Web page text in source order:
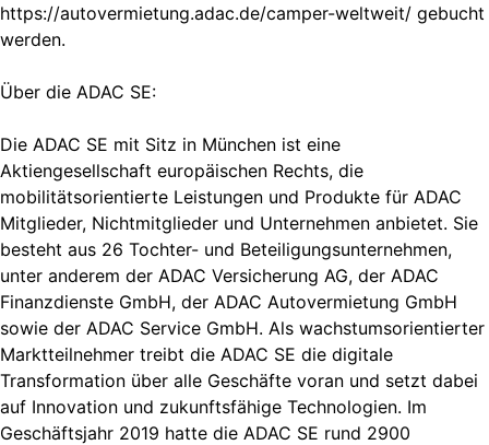
https://autovermietung.adac.de/camper-weltweit/ gebucht
werden.
Über die ADAC SE:
Die ADAC SE mit Sitz in München ist eine
Aktiengesellschaft europäischen Rechts, die
mobilitätsorientierte Leistungen und Produkte für ADAC
Mitglieder, Nichtmitglieder und Unternehmen anbietet. Sie
besteht aus 26 Tochter- und Beteiligungsunternehmen,
unter anderem der ADAC Versicherung AG, der ADAC
Finanzdienste GmbH, der ADAC Autovermietung GmbH
sowie der ADAC Service GmbH. Als wachstumsorientierter
Marktteilnehmer treibt die ADAC SE die digitale
Transformation über alle Geschäfte voran und setzt dabei
auf Innovation und zukunftsfähige Technologien. Im
Geschäftsjahr 2019 hatte die ADAC SE rund 2900